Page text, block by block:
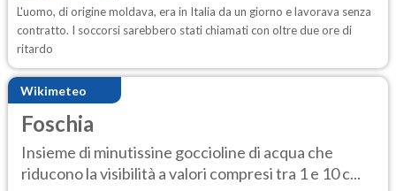
L'uomo, di origine moldava, era in Italia da un giorno e lavorava senza
contratto. I soccorsi sarebbero stati chiamati con oltre due ore di
ritardo
Wikimeteo
Foschia
Insieme di minutissine goccioline di acqua che
riducono la visibilità a valori compresi tra 1 e 10 c...